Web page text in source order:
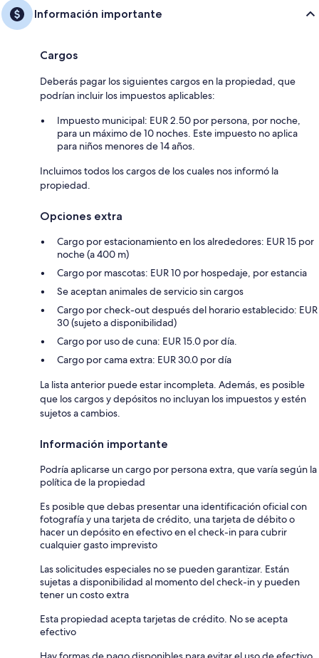
Información importante
Cargos
Deberás pagar los siguientes cargos en la propiedad, que
podrían incluir los impuestos aplicables:
Impuesto municipal: EUR 2.50 por persona, por noche,
para un máximo de 10 noches. Este impuesto no aplica
para niños menores de 14 años.
Incluimos todos los cargos de los cuales nos informó la
propiedad.
Opciones extra
Cargo por estacionamiento en los alrededores: EUR 15 por
noche (a 400 m)
Cargo por mascotas: EUR 10 por hospedaje, por estancia
Se aceptan animales de servicio sin cargos
Cargo por check-out después del horario establecido: EUR
30 (sujeto a disponibilidad)
Cargo por uso de cuna: EUR 15.0 por día.
Cargo por cama extra: EUR 30.0 por día
La lista anterior puede estar incompleta. Además, es posible
que los cargos y depósitos no incluyan los impuestos y estén
sujetos a cambios.
Información importante
Podría aplicarse un cargo por persona extra, que varía según la
política de la propiedad
Es posible que debas presentar una identificación oficial con
fotografía y una tarjeta de crédito, una tarjeta de débito o
hacer un depósito en efectivo en el check-in para cubrir
cualquier gasto imprevisto
Las solicitudes especiales no se pueden garantizar. Están
sujetas a disponibilidad al momento del check-in y pueden
tener un costo extra
Esta propiedad acepta tarjetas de crédito. No se acepta
efectivo